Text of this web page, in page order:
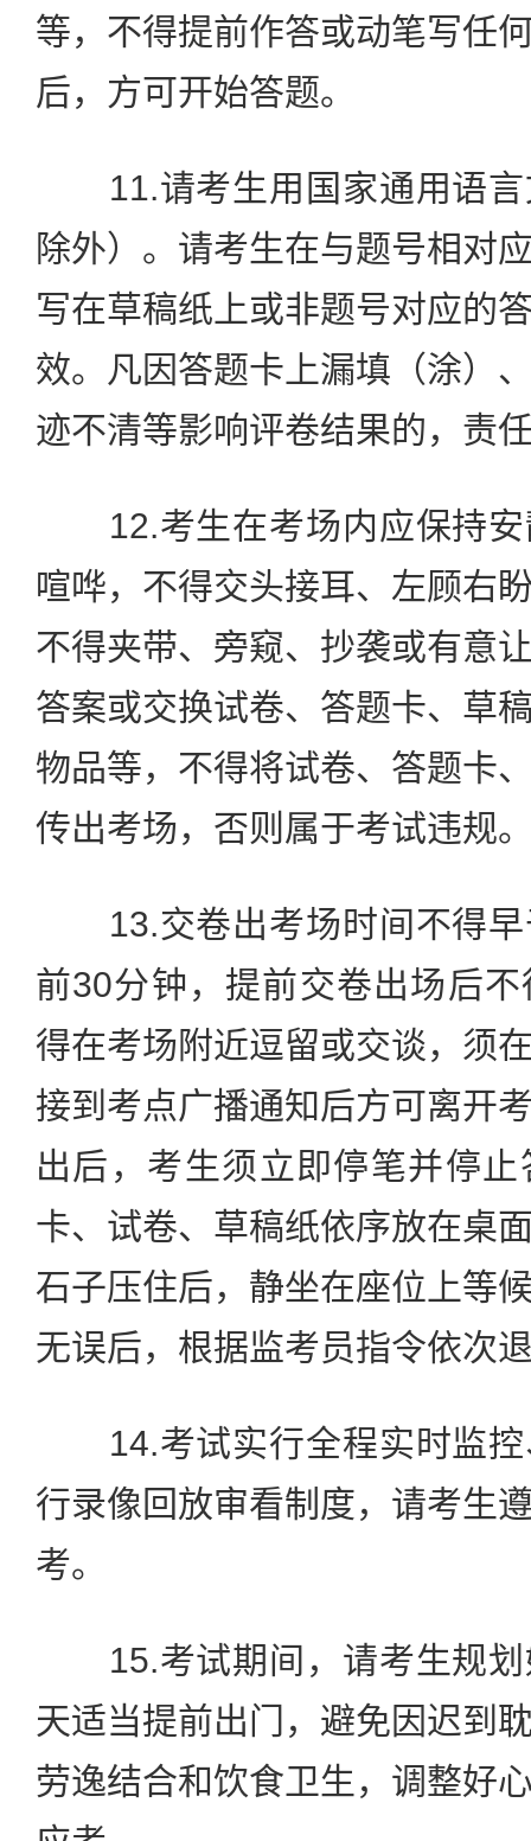
等，不得提前作答或动笔写任
后，方可开始答题。
11.请考生用国家通用语言
除外）。请考生在与题号相对
写在草稿纸上或非题号对应的
效。凡因答题卡上漏填（涂）
迹不清等影响评卷结果的，责
12.考生在考场内应保持安
喧哗，不得交头接耳、左顾右
不得夹带、旁窥、抄袭或有意
答案或交换试卷、答题卡、草
物品等，不得将试卷、答题卡
传出考场，否则属于考试违规
13.交卷出考场时间不得早
前30分钟，提前交卷出场后
得在考场附近逗留或交谈，须
接到考点广播通知后方可离开
出后，考生须立即停笔并停
卡、试卷、草稿纸依序放在桌
石子压住后，静坐在座位上等
无误后，根据监考员指令依次
14.考试实行全程实时监控
行录像回放审看制度，请考生
考。
15.考试期间，请考生规划
天适当提前出门，避免因迟到
劳逸结合和饮食卫生，调整好